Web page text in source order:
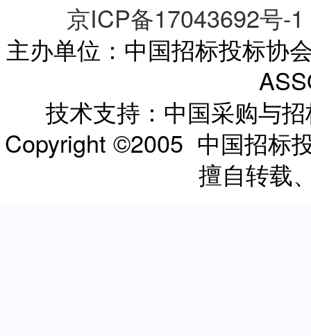
京ICP备17043692号-1
主办单位：中国招标投标协
技术支持：中国采购与
Copyright ©2005 中国招标
擅自转载